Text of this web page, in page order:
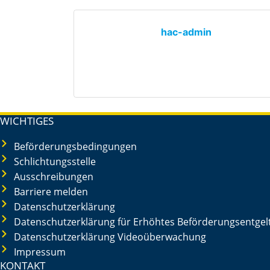
hac-admin
WICHTIGES
Beförderungsbedingungen
Schlichtungsstelle
Ausschreibungen
Barriere melden
Datenschutzerklärung
Datenschutzerklärung für Erhöhtes Beförderungsentgelt
Datenschutzerklärung Videoüberwachung
Impressum
KONTAKT